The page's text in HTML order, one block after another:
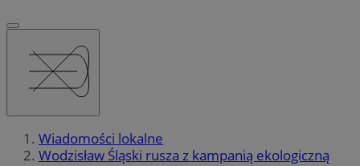
Wiadomości lokalne
Wodzisław Śląski rusza z kampanią ekologiczną